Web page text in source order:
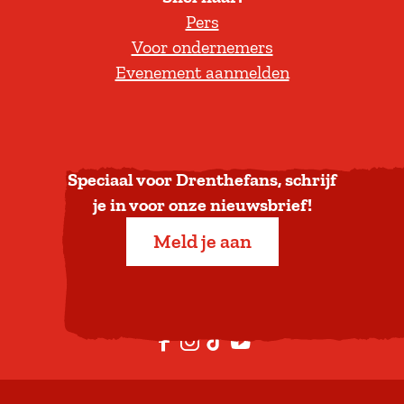
t
e
r
a
a
b
n
Pers
Voor ondernemers
Evenement aanmelden
Speciaal voor Drenthefans, schrijf
je in voor onze nieuwsbrief!
Meld je aan
F
a
I
n
T
i
Y
o